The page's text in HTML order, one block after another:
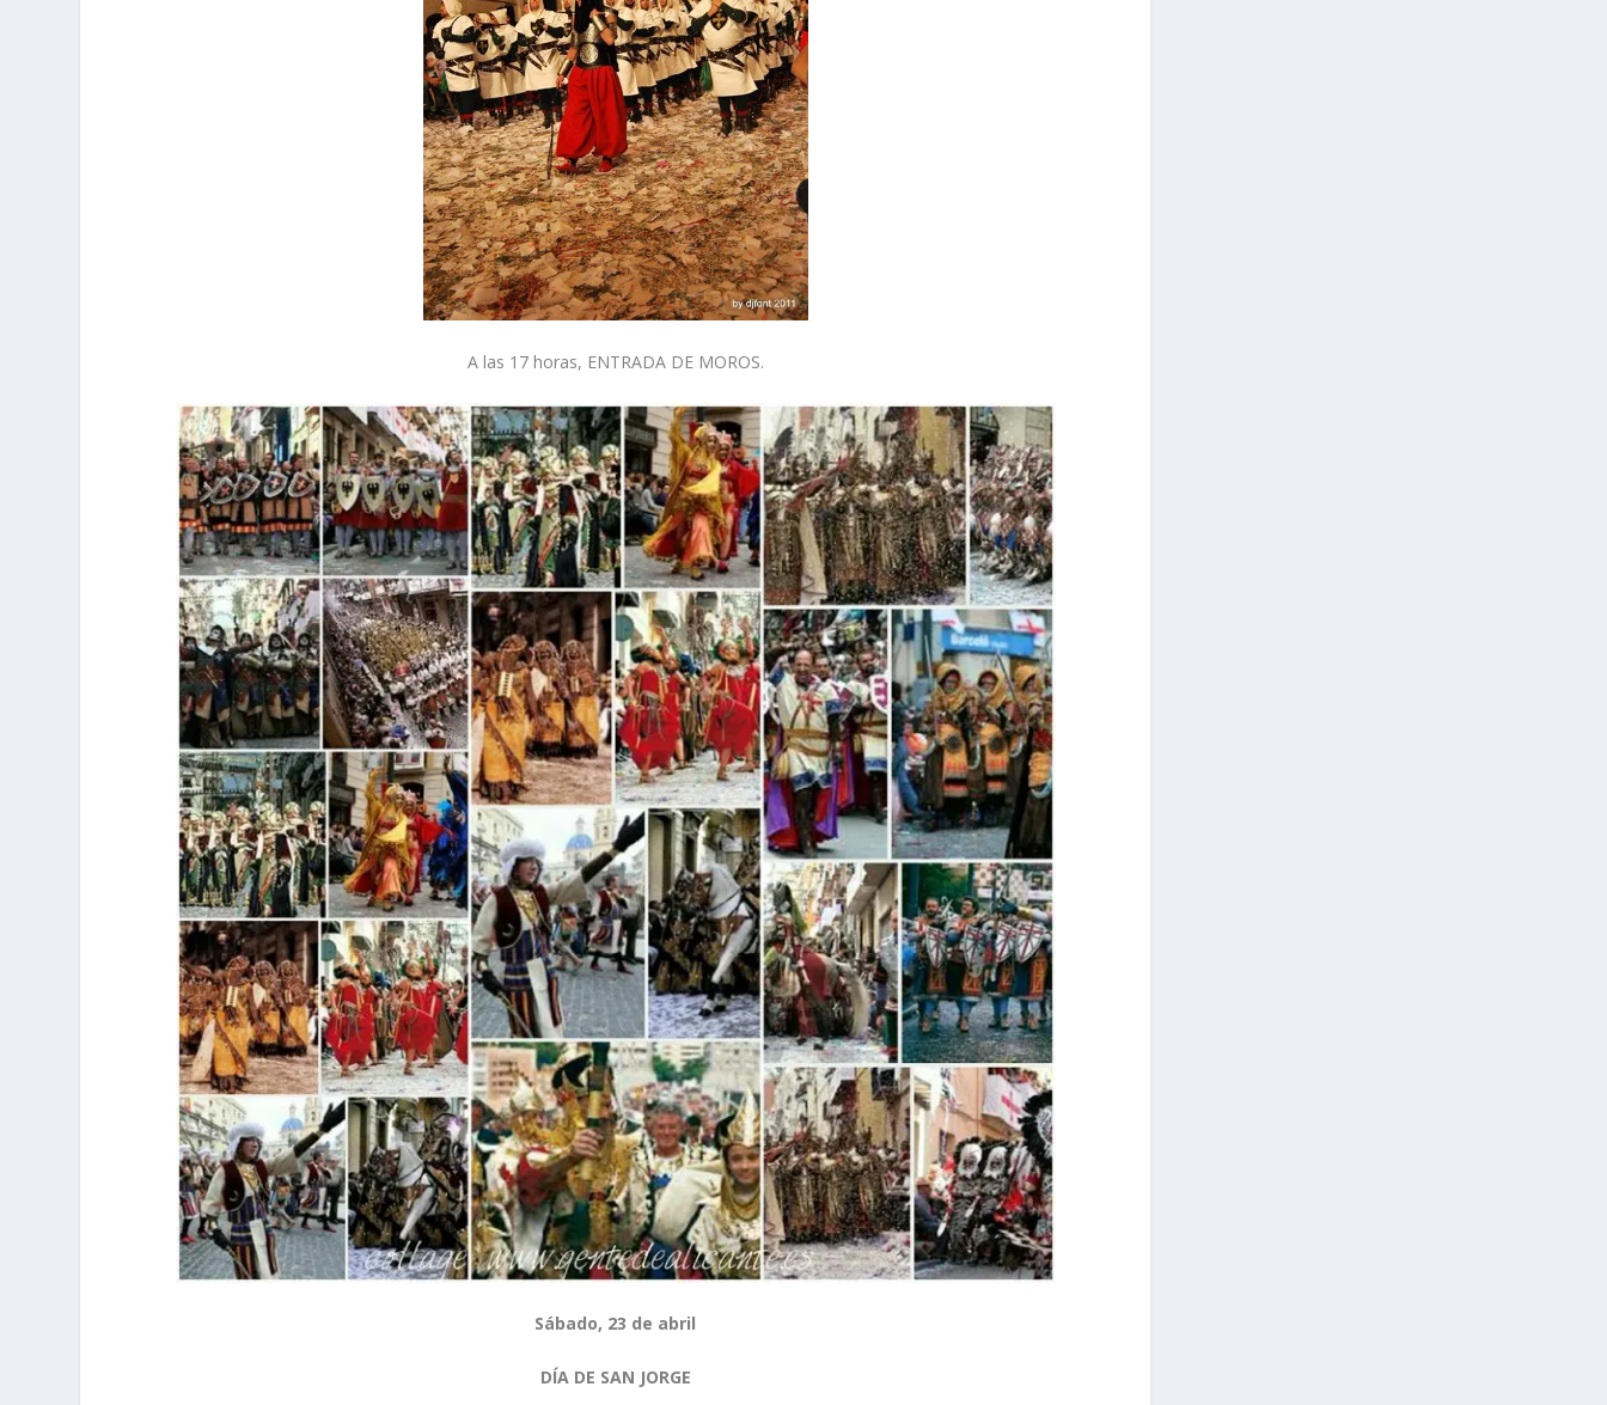
A las 17 horas, ENTRADA DE MOROS.
Sábado, 23 de abril
DÍA DE SAN JORGE